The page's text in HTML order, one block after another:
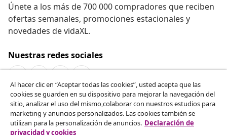
Únete a los más de 700 000 compradores que reciben
ofertas semanales, promociones estacionales y
novedades de vidaXL.
Nuestras redes sociales
Desistir del contrato
Solicita la cancelación de tu pedido.
Al hacer clic en “Aceptar todas las cookies”, usted acepta que las
cookies se guarden en su dispositivo para mejorar la navegación del
sitio, analizar el uso del mismo,colaborar con nuestros estudios para
marketing y anuncios personalizados. Las cookies también se
utilizan para la personalización de anuncios. Declaración de
privacidad y cookies